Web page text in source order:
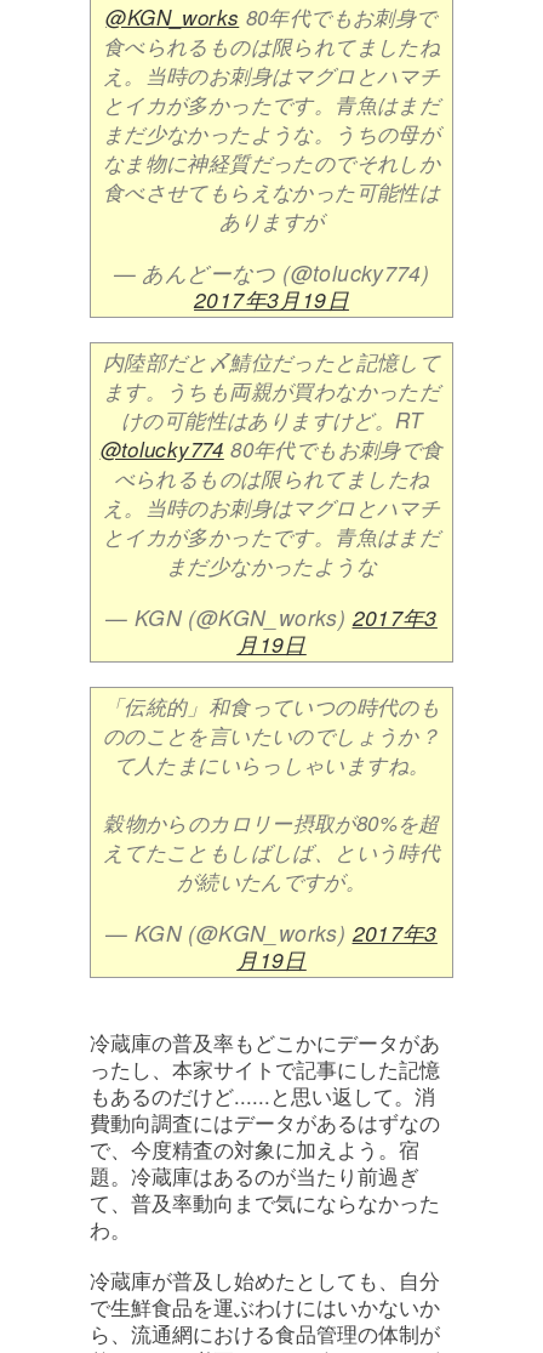
@KGN_works 80年代でもお刺身で
食べられるものは限られてましたね
え。当時のお刺身はマグロとハマチ
とイカが多かったです。青魚はまだ
まだ少なかったような。うちの母が
なま物に神経質だったのでそれしか
食べさせてもらえなかった可能性は
ありますが
— あんどーなつ (@tolucky774)
2017年3月19日
内陸部だと〆鯖位だったと記憶して
ます。うちも両親が買わなかっただ
けの可能性はありますけど。RT
@tolucky774 80年代でもお刺身で食
べられるものは限られてましたね
え。当時のお刺身はマグロとハマチ
とイカが多かったです。青魚はまだ
まだ少なかったような
— KGN (@KGN_works) 2017年3
月19日
「伝統的」和食っていつの時代のも
ののことを言いたいのでしょうか？
て人たまにいらっしゃいますね。
穀物からのカロリー摂取が80%を超
えてたこともしばしば、という時代
が続いたんですが。
— KGN (@KGN_works) 2017年3
月19日
冷蔵庫の普及率もどこかにデータがあ
ったし、本家サイトで記事にした記憶
もあるのだけど......と思い返して。消
費動向調査にはデータがあるはずなの
で、今度精査の対象に加えよう。宿
題。冷蔵庫はあるのが当たり前過ぎ
て、普及率動向まで気にならなかった
わ。
冷蔵庫が普及し始めたとしても、自分
で生鮮食品を運ぶわけにはいかないか
ら、流通網における食品管理の体制が